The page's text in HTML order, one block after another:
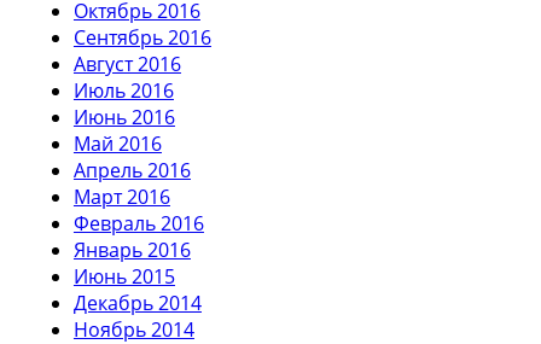
Октябрь 2016
Сентябрь 2016
Август 2016
Июль 2016
Июнь 2016
Май 2016
Апрель 2016
Март 2016
Февраль 2016
Январь 2016
Июнь 2015
Декабрь 2014
Ноябрь 2014